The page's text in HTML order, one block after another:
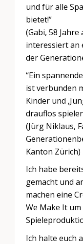
und für alle
bietet!”
(Gabi, 58
interessiert an
der
“Ein
ist verbunden
Kinder und
drauflos
(Jürg Niklaus,
Kanton Zürich)
Ich habe
gemacht und
machen eine
We Make It um
Ich halte euch